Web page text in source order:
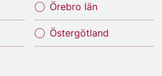
Örebro län
Östergötland